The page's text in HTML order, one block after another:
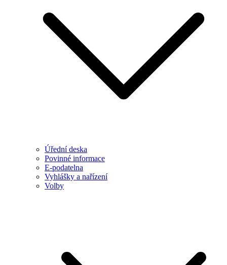
Úřední deska
Povinné informace
E-podatelna
Vyhlášky a nařízení
Volby